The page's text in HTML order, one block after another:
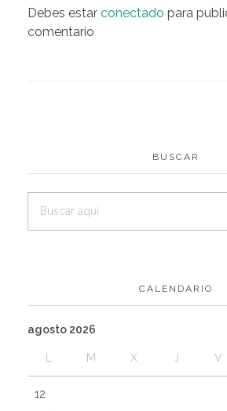
Debes estar conectado para
comentario
BUSCAR
CALENDARIO
agosto 2026
L M X J V
12